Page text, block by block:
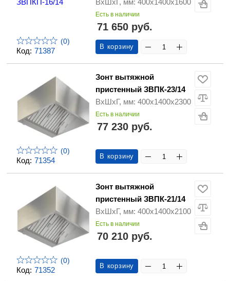
Код: 71387
(0)
ВхШхГ, мм: 400х1400х1600
Есть в наличии
71 650 руб.
В корзину
Код: 71354
(0)
Зонт вытяжной
пристенный ЗВПК-23/14
ВхШхГ, мм: 400х1400х2300
Есть в наличии
77 230 руб.
В корзину
Код: 71352
(0)
Зонт вытяжной
пристенный ЗВПК-21/14
ВхШхГ, мм: 400х1400х2100
Есть в наличии
70 210 руб.
В корзину